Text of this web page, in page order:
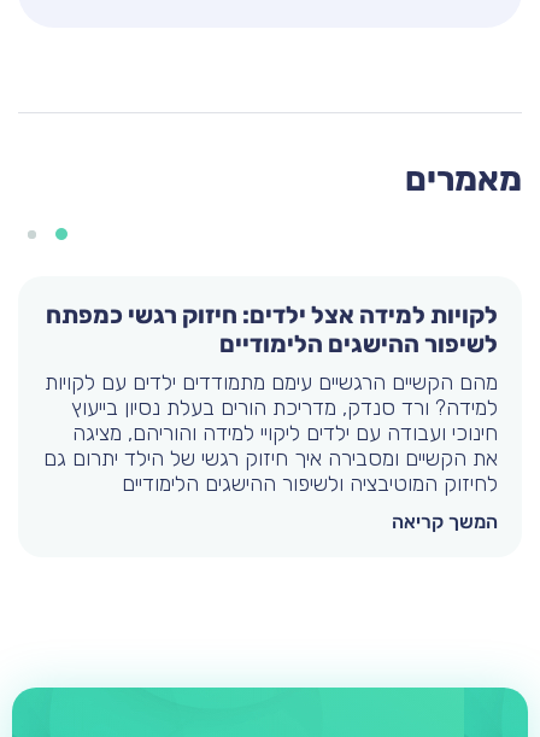
מאמרים
לקויות למידה אצל ילדים: חיזוק רגשי כמפתח
לשיפור ההישגים הלימודיים
מהם הקשיים הרגשיים עימם מתמודדים ילדים עם לקויות
למידה? ורד סנדק, מדריכת הורים בעלת נסיון בייעוץ
חינוכי ועבודה עם ילדים ליקויי למידה והוריהם, מציגה
את הקשיים ומסבירה איך חיזוק רגשי של הילד יתרום גם
לחיזוק המוטיבציה ולשיפור ההישגים הלימודיים
המשך קריאה